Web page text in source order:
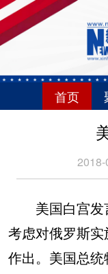
首页
2018-
美国白宫发
考虑对俄罗斯
作出。美国总